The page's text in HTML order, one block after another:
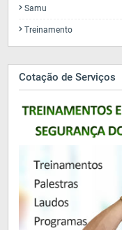
Samu
Treinamento
Cotação de Serviços